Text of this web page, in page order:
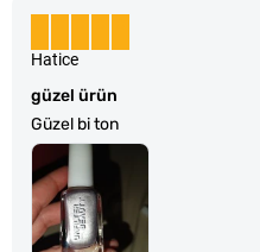
güzel ürün
Güzel bi ton
Hatice